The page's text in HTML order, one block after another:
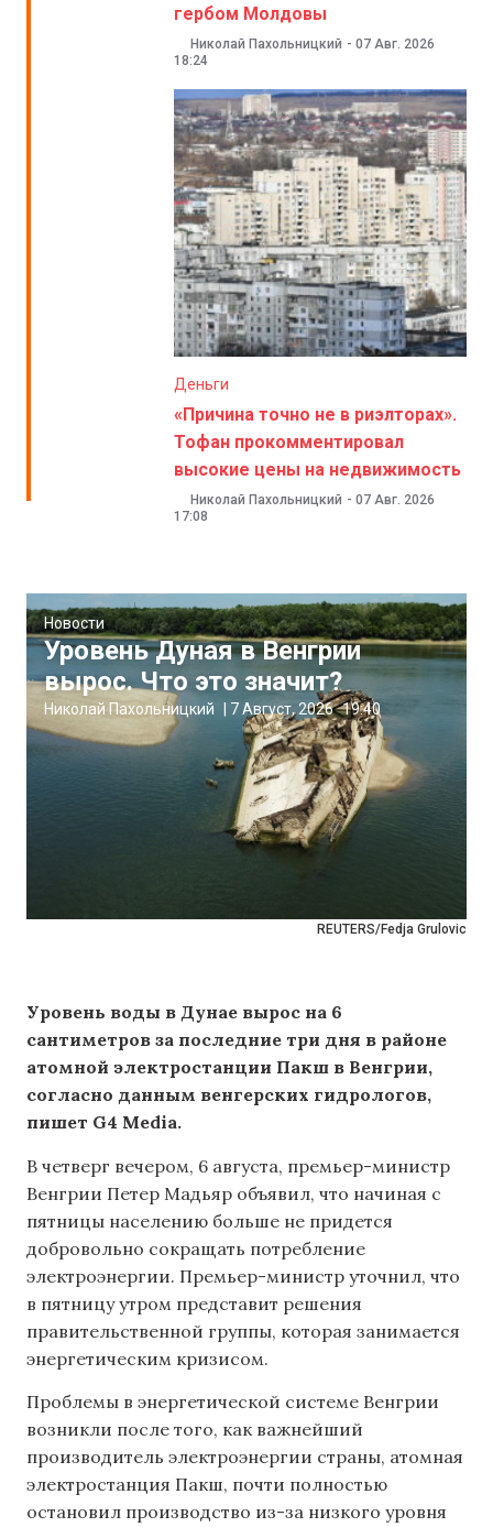
гербом Молдовы
Николай Пахольницкий - 07 Авг. 2026
18:24
Деньги
«Причина точно не в риэлторах».
Тофан прокомментировал
высокие цены на недвижимость
Николай Пахольницкий - 07 Авг. 2026
17:08
REUTERS/Fedja Grulovic
Новости
Уровень Дуная в Венгрии
вырос. Что это значит?
Николай Пахольницкий 7 Август, 2026 19:40
Уровень воды в Дунае вырос на 6
сантиметров за последние три дня в районе
атомной электростанции Пакш в Венгрии,
согласно данным венгерских гидрологов,
пишет G4 Media.
В четверг вечером, 6 августа, премьер-министр
Венгрии Петер Мадьяр объявил, что начиная с
пятницы населению больше не придется
добровольно сокращать потребление
электроэнергии. Премьер-министр уточнил, что
в пятницу утром представит решения
правительственной группы, которая занимается
энергетическим кризисом.
Проблемы в энергетической системе Венгрии
возникли после того, как важнейший
производитель электроэнергии страны, атомная
электростанция Пакш, почти полностью
остановил производство из-за низкого уровня